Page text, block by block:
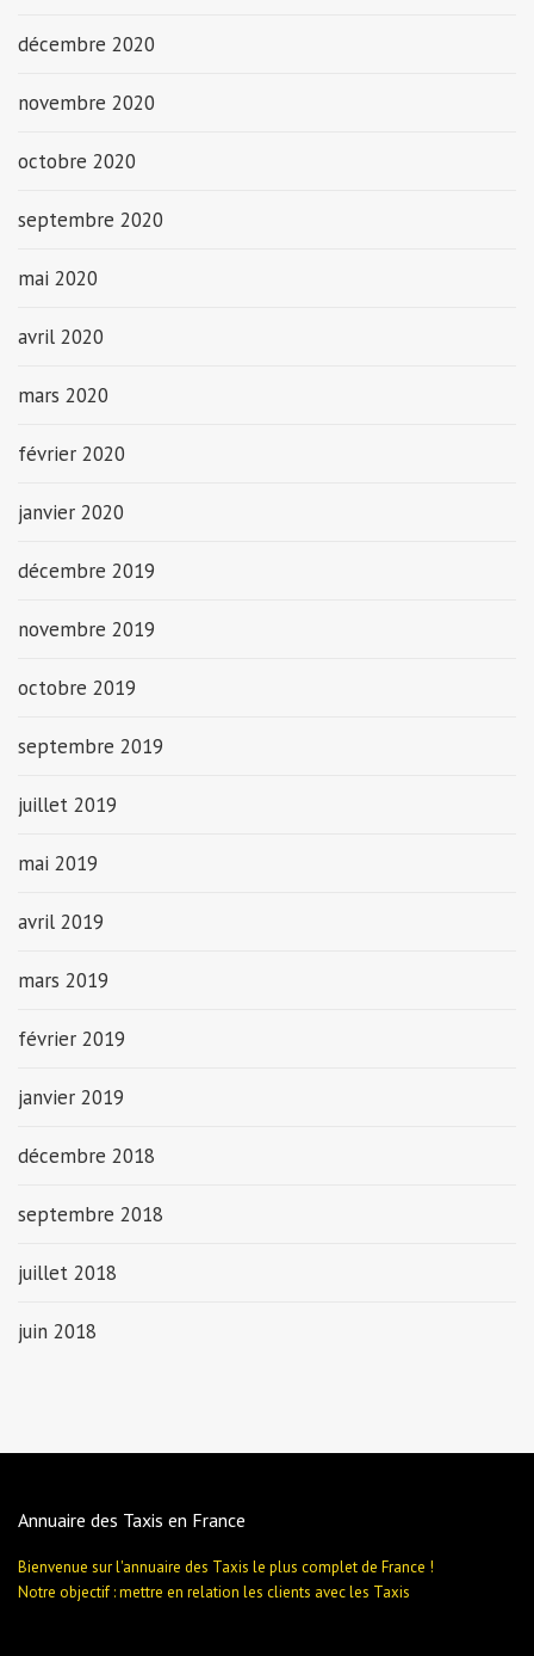
décembre 2020
novembre 2020
octobre 2020
septembre 2020
mai 2020
avril 2020
mars 2020
février 2020
janvier 2020
décembre 2019
novembre 2019
octobre 2019
septembre 2019
juillet 2019
mai 2019
avril 2019
mars 2019
février 2019
janvier 2019
décembre 2018
septembre 2018
juillet 2018
juin 2018
Annuaire des Taxis en France
Bienvenue sur l'annuaire des Taxis le plus complet de France !
Notre objectif : mettre en relation les clients avec les Taxis